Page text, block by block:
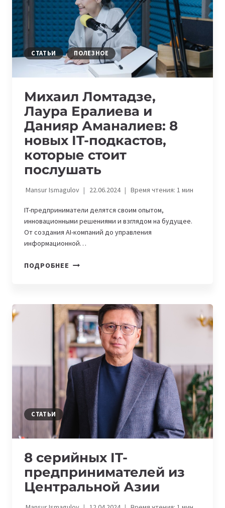
ЦИФРОВОЙ
ТРАНСФОРМАЦИИ
СТАТЬИ ПОЛЕЗНОЕ
Михаил Ломтадзе,
Лаура Ералиева и
Данияр Аманалиев: 8
новых IT-подкастов,
которые стоит
послушать
Mansur Ismagulov 22.06.2024 Время чтения: 1мин
IT-предприниматели делятся своим опытом,
инновационными решениями и взглядом на будущее.
От создания AI-компаний до управления
информационной…
ПОДРОБНЕЕ МИХАИЛ
И
ДАНИЯР
АМАНАЛИЕВ:
8
НОВЫХ
IT-
ПОДКАСТОВ,
КОТОРЫЕ
ПОСЛУШАТЬ
СТАТЬИ
8 серийных IT-
предпринимателей из
Центральной Азии